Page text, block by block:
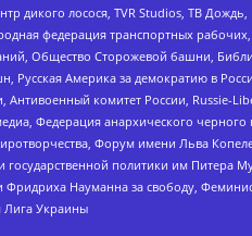
дикого лосося, TVR Studios, ТВ
федерация транспортных
Общество Сторожевой башни,
Америка за демократию в
комитет России, Russie-
Федерация анархического
Форум имени Льва
политики им Питера
Науманна за свободу,
Лига Украины